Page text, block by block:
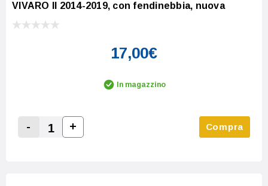
VIVARO II 2014-2019, con fendinebbia, nuova
17,00€
In magazzino
Decrease Quantity:
-
Increase Quantity:
+ Compra